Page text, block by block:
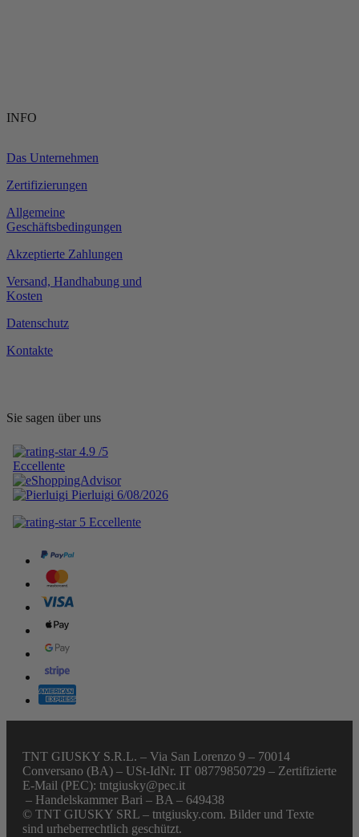
INFO
Das Unternehmen
Zertifizierungen
Allgemeine
Geschäftsbedingungen
Akzeptierte Zahlungen
Versand, Handhabung und
Kosten
Datenschutz
Kontakte
Sie sagen über uns
TNT GIUSKY S.R.L. – Via San Lorenzo 9 – 70014
Conversano (BA) – USt-IdNr. IT 08779850729 – Zertifizierte
E-Mail (PEC): tntgiusky@pec.it
– Handelskammer Bari – BA – 649438
© TNT GIUSKY SRL – tntgiusky.com. Bilder und Texte
sind urheberrechtlich geschützt.